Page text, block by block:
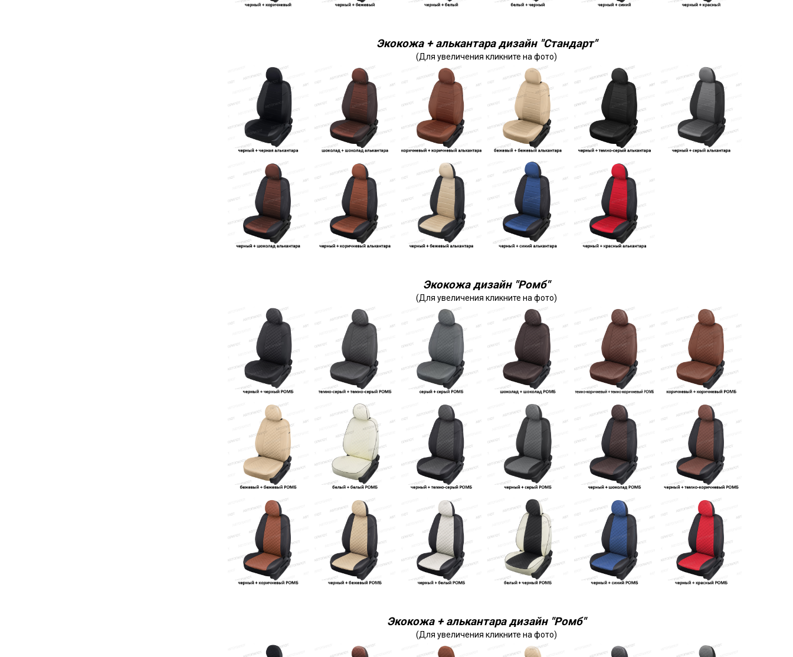
Экокожа + алькантара дизайн "Стандарт"
(Для увеличения кликните на фото)
Экокожа дизайн "Ромб"
(Для увеличения кликните на фото)
Экокожа + алькантара дизайн "Ромб"
(Для увеличения кликните на фото)